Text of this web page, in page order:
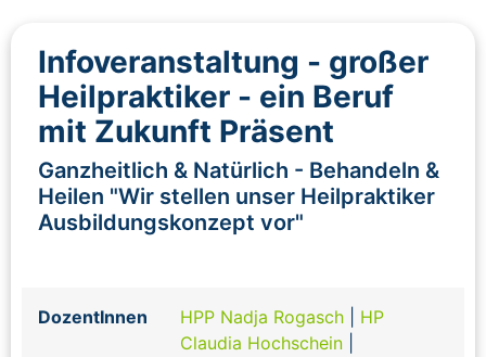
Infoveranstaltung - großer
Heilpraktiker - ein Beruf
mit Zukunft Präsent
Ganzheitlich & Natürlich - Behandeln &
Heilen "Wir stellen unser Heilpraktiker
Ausbildungskonzept vor"
DozentInnen HPP Nadja Rogasch
HP
Claudia Hochschein